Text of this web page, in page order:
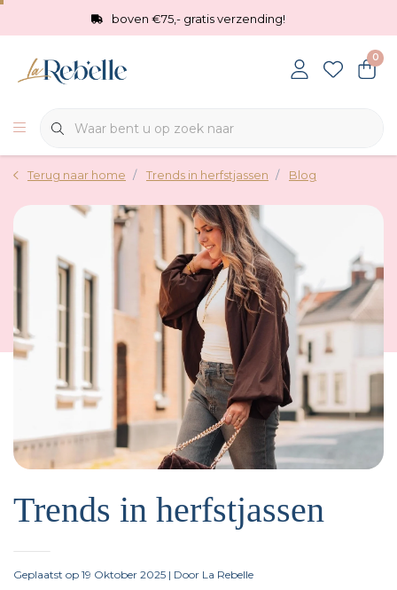
boven €75,- gratis verzending!
0
Terug naar home Trends in herfstjassen Blog
Trends in herfstjassen
Geplaatst op 19 Oktober 2025 | Door La Rebelle